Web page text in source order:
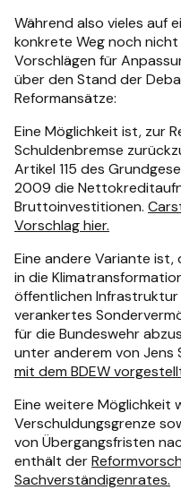
Während also vieles auf
konkrete Weg noch nicht
Vorschlägen für
über den Stand der
Reformansätze:
Eine Möglichkeit ist, zur
Schuldenbremse
Artikel 115 des
2009 die
Bruttoinvestitionen.
Vorschlag hier.
Eine andere Variante
in die
öffentlichen
verankertes
für die Bundeswehr
unter anderem von Jens
mit dem BDEW
Eine weitere Möglichkeit
Verschuldungsgrenze
von Übergangsfristen
enthält der
Sachverständigenrates.